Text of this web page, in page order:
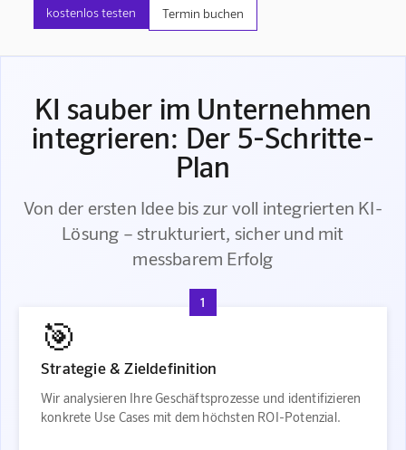
kostenlos testen Termin buchen
KI sauber im Unternehmen
integrieren: Der 5-Schritte-
Plan
Von der ersten Idee bis zur voll integrierten KI-
Lösung – strukturiert, sicher und mit
messbarem Erfolg
1
🎯
Strategie & Zieldefinition
Wir analysieren Ihre Geschäftsprozesse und identifizieren
konkrete Use Cases mit dem höchsten ROI-Potenzial.